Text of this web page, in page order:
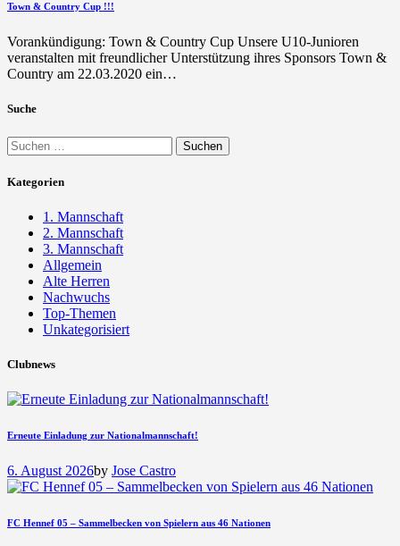
Town & Country Cup !!!
Vorankündigung: Town & Country Cup Unsere U10-Junioren
veranstalten mit freundlicher Unterstützung ihres Sponsors Town &
Country am 22.03.2020 ein…
Suche
Suchen
nach:
Kategorien
1. Mannschaft
2. Mannschaft
3. Mannschaft
Allgemein
Alte Herren
Nachwuchs
Top-Themen
Unkategorisiert
Clubnews
Erneute Einladung zur Nationalmannschaft!
6. August 2026by Jose Castro
FC Hennef 05 – Sammelbecken von Spielern aus 46 Nationen